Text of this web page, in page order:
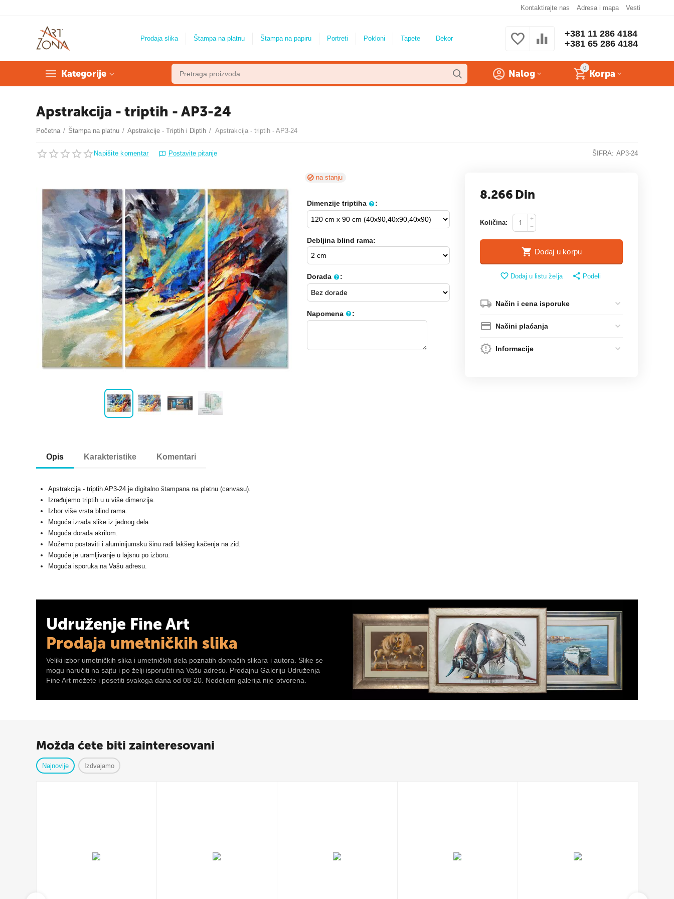
Kontaktirajte nas Adresa i mapa Vesti
Prodaja slika Štampa na platnu Štampa na papiru Portreti Pokloni Tapete Dekor
+381 11 286 4184
+381 65 286 4184
Kategorije
0
Korpa
Nalog
Apstrakcija - triptih - AP3-24
Početna / Štampa na platnu / Apstrakcije - Triptih i Diptih / Apstrakcija - triptih - AP3-24
Napišite komentar Postavite pitanje ŠIFRA: AP3-24
na stanju
Dimenzije triptiha :
Debljina blind rama:
Dorada :
Napomena :
8.266 Din
Količina:
+
−
Dodaj u korpu
Dodaj u listu želja Podeli
Način i cena isporuke
Načini plaćanja
Informacije
Opis Karakteristike Komentari
Apstrakcija - triptih AP3-24 je digitalno štampana na platnu (canvasu).
Izrađujemo triptih u u više dimenzija.
Izbor više vrsta blind rama.
Moguća izrada slike iz jednog dela.
Moguća dorada akrilom.
Možemo postaviti i aluminijumsku šinu radi lakšeg kačenja na zid.
Moguće je uramljivanje u lajsnu po izboru.
Moguća isporuka na Vašu adresu.
Udruženje Fine Art
Prodaja umetničkih slika
Veliki izbor umetničkih slika i umetničkih dela poznatih domačih slikara i autora. Slike se
mogu naručiti na sajtu i po želji isporučiti na Vašu adresu. Prodajnu Galeriju Udruženja
Fine Art možete i posetiti svakoga dana od 08-20. Nedeljom galerija nije otvorena.
Možda ćete biti zainteresovani
Najnovije Izdvajamo